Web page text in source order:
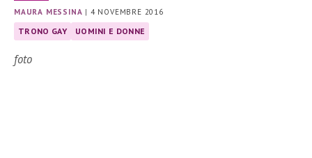
MAURA MESSINA | 4 NOVEMBRE 2016
TRONO GAY UOMINI E DONNE
foto